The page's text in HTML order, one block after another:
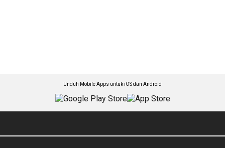
Unduh Mobile Apps untuk iOS dan Android